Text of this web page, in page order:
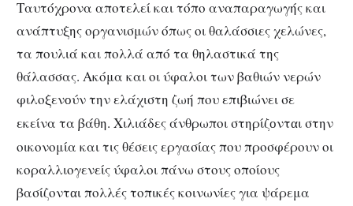
Ταυτόχρονα αποτελεί και τόπο αναπαραγωγής και
ανάπτυξης οργανισμών όπως οι θαλάσσιες χελώνες,
τα πουλιά και πολλά από τα θηλαστικά της
θάλασσας. Ακόμα και οι ύφαλοι των βαθιών νερών
φιλοξενούν την ελάχιστη ζωή που επιβιώνει σε
εκείνα τα βάθη. Χιλιάδες άνθρωποι στηρίζονται στην
οικονομία και τις θέσεις εργασίας που προσφέρουν οι
κοραλλιογενείς ύφαλοι πάνω στους οποίους
βασίζονται πολλές τοπικές κοινωνίες για ψάρεμα